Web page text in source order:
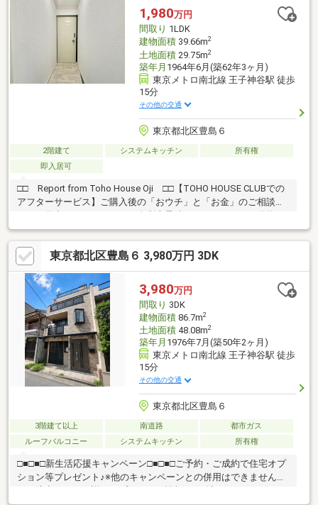
い！・他で一緒にご案内ご希望の物件がございましたら、他社さ
んが掲載している物件も一緒にご案内可能です。
1,980万円
間取り 1LDK
建物面積39.66m2
土地面積29.75m2
築年月 1964年6月(築62年3ヶ月)
東京メトロ南北線 王子神谷駅 徒歩
15分
その他の交通
東京都北区豊島６
2階建て システムキッチン
所有権
即入居可
□□ Report from Toho House Oji □□【TOHO HOUSE CLUBでの
アフターサービス】ご購入後の「おウチ」と「お金」のご相談窓
相談、繰上返済のタイミング、各種保険の見直し・・・etc・おウ
チの設備保証や定期点検、駆け付けサービス・・・etc購入前のタ
イミングは勿論、購入後のご不安につきましてもご相談可能で
す！まずはお気軽に現地をご覧下さいませ。物件の詳細につい
て、ご見学希望のお客様は下記番号までお気軽にご連絡下さい。
お問い合わせ専用フリーダイヤル ： ０１２０－６６１－０４０
東京都北区豊島６ 3,980万円 3DK
3,980万円
間取り 3DK
建物面積86.7m2
土地面積48.08m2
築年月 1976年7月(築50年2ヶ月)
東京メトロ南北線 王子神谷駅 徒歩
15分
その他の交通
東京都北区豊島６
3階建て以上 南道路
都市ガス
ルーフバルコニー
システムキッチン 所有権
□■□■□新生活応援キャンペーン□■□■□ご予約・ご成約で住宅オプ
ション等プレゼント♪※他のキャンペーンとの併用はできませんの